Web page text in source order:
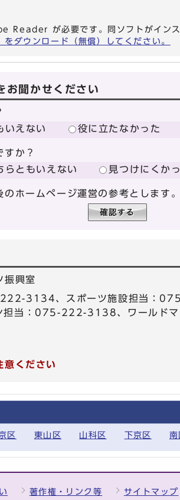
Reader が必要です。同ソフトがイン
ウンロード（無償）してください。
お聞かせください
いえない 役に立たなかった
すか？
らともいえない 見つけにくか
ホームページ運営の参考とします。
振興室
3134、スポーツ施設担当：
当：075-222-3138、ワールドマ
意ください
区 東山区 山科区 下京区 南
著作権・リンク等 サイトマップ